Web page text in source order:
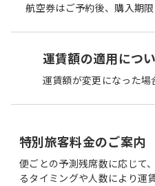
航空券はご予約後、購入期
運賃額の適用につ
運賃額が変更になった場
特別旅客料金のご案内
便ごとの予測残席数に応じて
るタイミングや人数により運